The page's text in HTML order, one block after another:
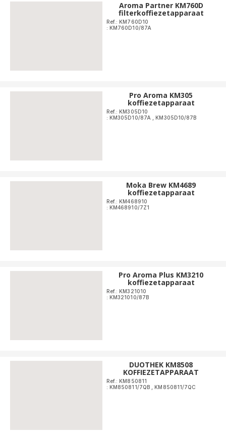
Aroma Partner KM760D
filterkoffiezetapparaat
Ref.: KM760D10
: KM760D10/87A
Pro Aroma KM305
koffiezetapparaat
Ref.: KM305D10
: KM305D10/87A
,KM305D10/87B
Moka Brew KM4689
koffiezetapparaat
Ref.: KM468910
: KM468910/7Z1
Pro Aroma Plus KM3210
koffiezetapparaat
Ref.: KM321010
: KM321010/87B
DUOTHEK KM8508
KOFFIEZETAPPARAAT
Ref.: KM850811
: KM850811/7QB
KM850811/7QC